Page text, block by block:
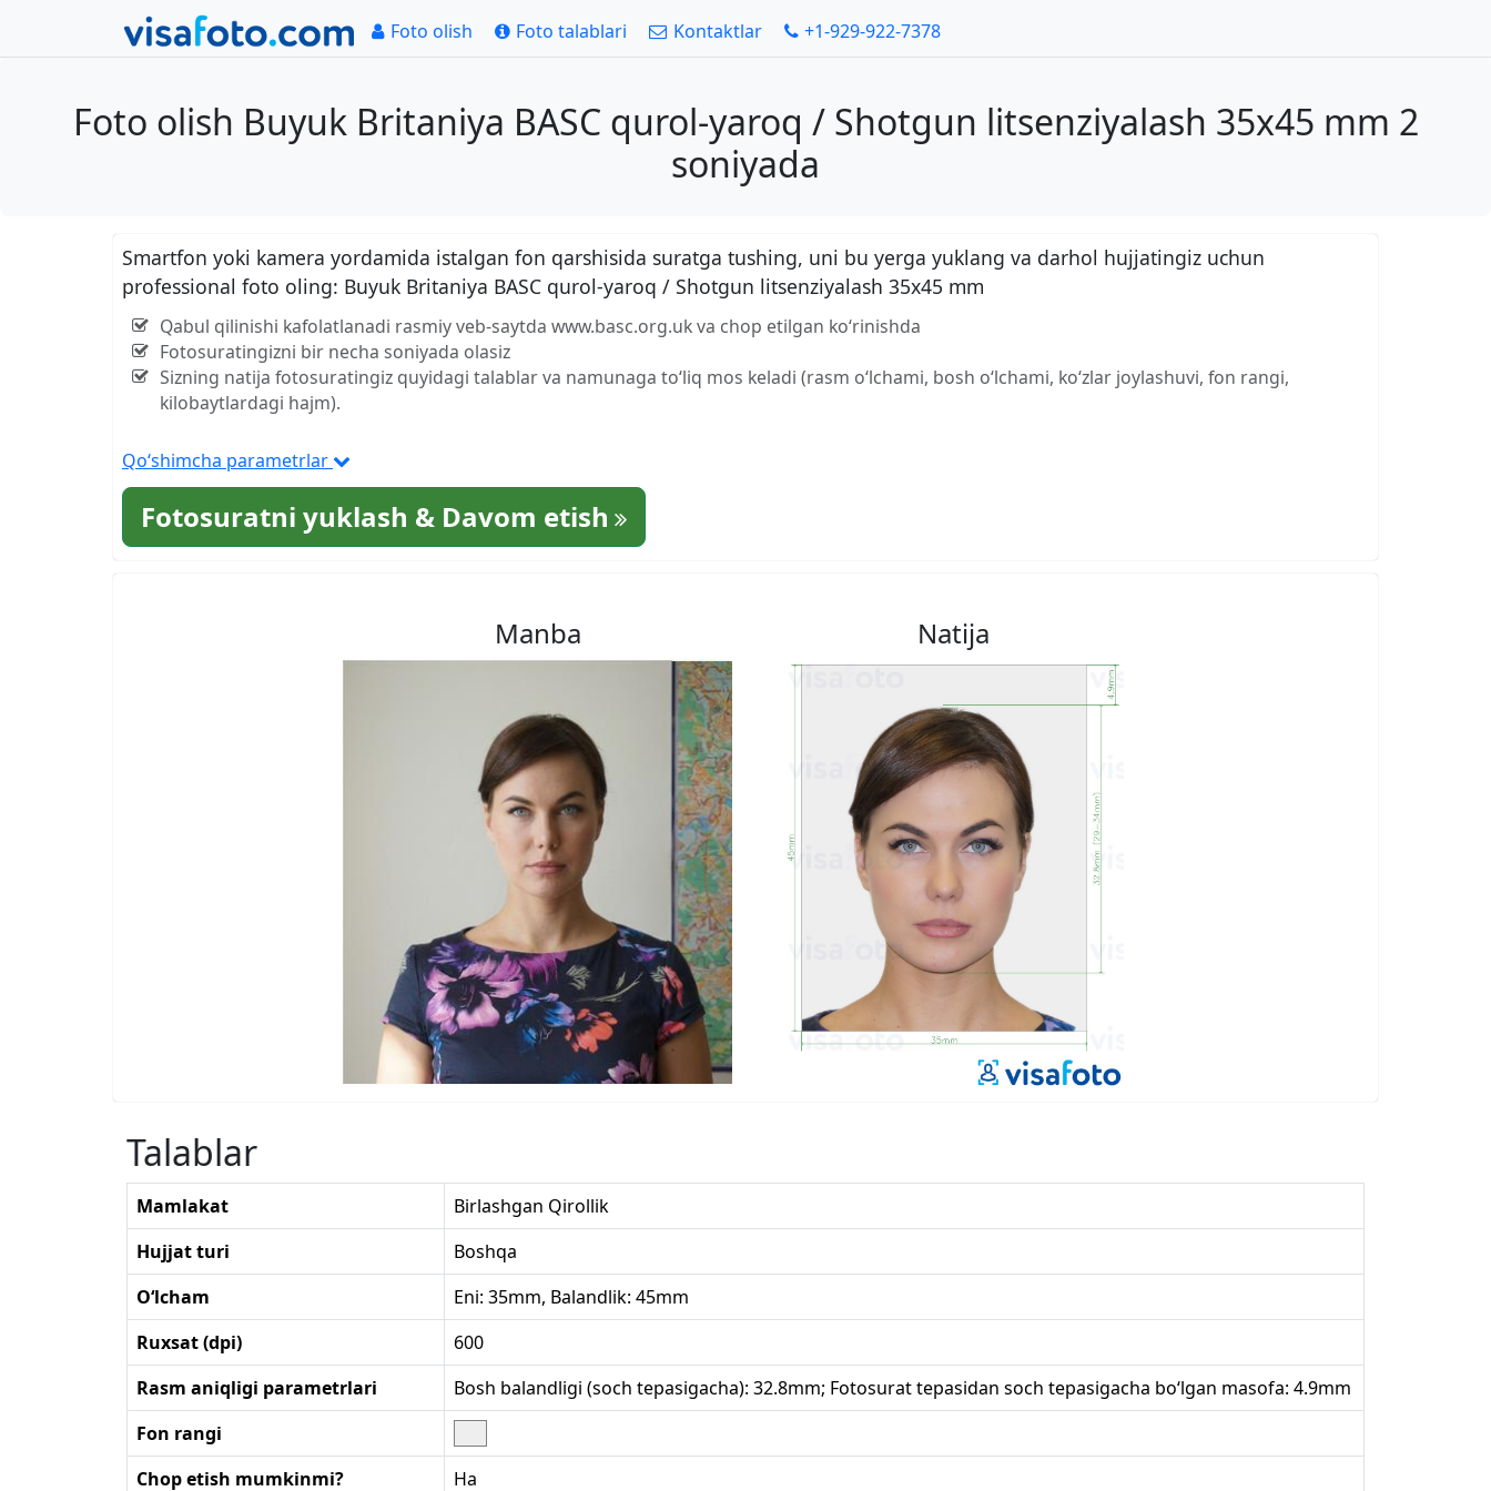
Foto olish Foto talablari Kontaktlar +1-929-922-7378
Foto olish Buyuk Britaniya BASC qurol-yaroq / Shotgun litsenziyalash 35x45 mm 2
soniyada
Smartfon yoki kamera yordamida istalgan fon qarshisida suratga tushing, uni bu yerga yuklang va darhol hujjatingiz uchun
professional foto oling: Buyuk Britaniya BASC qurol-yaroq / Shotgun litsenziyalash 35x45 mm
Qabul qilinishi kafolatlanadi rasmiy veb-saytda www.basc.org.uk va chop etilgan ko‘rinishda
Fotosuratingizni bir necha soniyada olasiz
Sizning natija fotosuratingiz quyidagi talablar va namunaga to‘liq mos keladi (rasm o‘lchami, bosh o‘lchami, ko‘zlar joylashuvi, fon rangi,
kilobaytlardagi hajm).
Qo‘shimcha parametrlar
Fotosuratni yuklash & Davom etish
Manba Natija
Talablar
Mamlakat
Birlashgan Qirollik
Hujjat turi
Boshqa
O‘lcham
Eni: 35mm, Balandlik: 45mm
Ruxsat (dpi)
600
Rasm aniqligi parametrlari
Bosh balandligi (soch tepasigacha): 32.8mm; Fotosurat tepasidan soch tepasigacha bo‘lgan masofa: 4.9mm
Fon rangi
Chop etish mumkinmi?
Ha